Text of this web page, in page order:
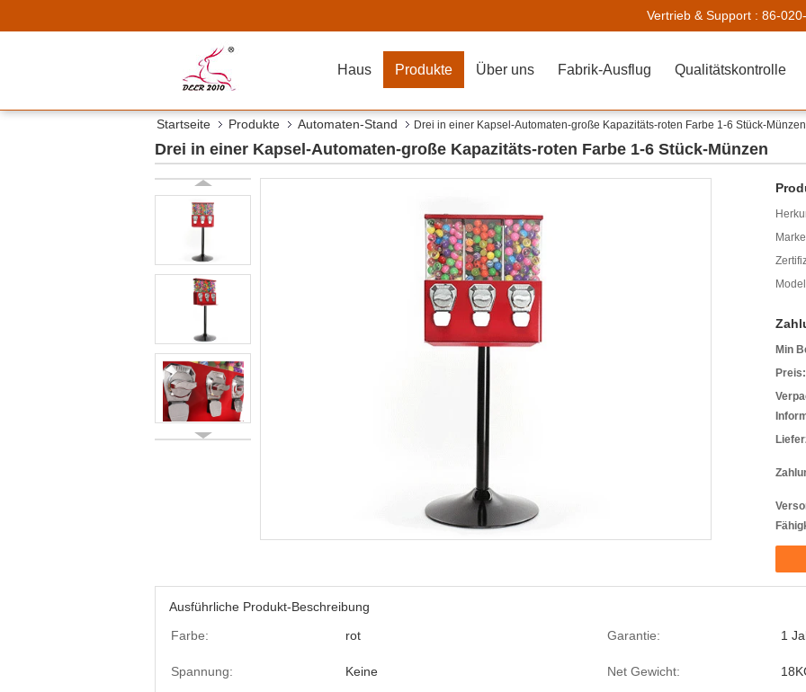
Vertrieb & Support : 86-
Haus Produkte Über uns Fabrik-Ausflug Qualitätskontrolle
Startseite Produkte Automaten-Stand Drei in einer Kapsel-Automaten-große Kapazitäts-roten Farbe 1-6 Stück-Münzen
Drei in einer Kapsel-Automaten-große Kapazitäts-roten Farbe 1-6 Stück-Münzen
Min
Preis:
Ausführliche Produkt-Beschreibung
Farbe:
rot Garantie: 1
Spannung: Keine Net Gewicht: